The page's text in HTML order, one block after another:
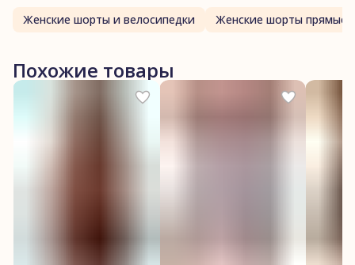
Женские шорты и велосипедки Женские шорты прямые
Похожие товары